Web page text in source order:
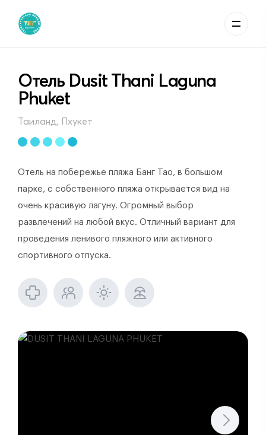
Отель Dusit Thani Laguna
Phuket
Таиланд, Пхукет
Отель на побережье пляжа Банг Тао, в большом
парке, с собственного пляжа открывается вид на
очень красивую лагуну. Огромный выбор
развлечений на любой вкус. Отличный вариант для
проведения ленивого пляжного или активного
спортивного отпуска.